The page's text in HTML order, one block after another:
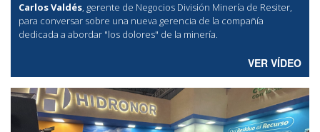
Carlos Valdés, gerente de Negocios División Minería de Resiter,
para conversar sobre una nueva gerencia de la compañía
dedicada a abordar "los dolores" de la minería.
VER VÍDEO